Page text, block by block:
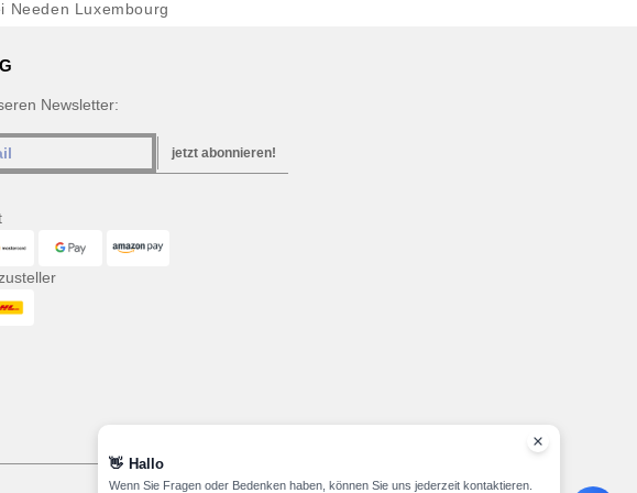
Needen Luxembourg
Newsletter:
jetzt abonnieren!
👋 Hallo
Wenn Sie Fragen oder Bedenken haben, können Sie uns jederzeit kontaktieren.